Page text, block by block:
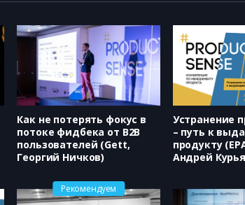
Как не потерять фокус в
потоке фидбека от B2B
пользователей (Gett,
Георгий Ничков)
Устранение
– путь к
продукту
Андрей
Рекомендуем